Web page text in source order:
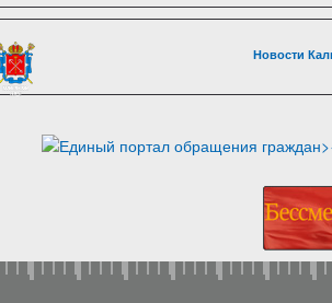
Новости